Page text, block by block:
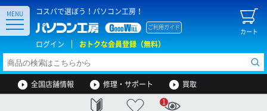
コスパで選ぼう！パソコン工房！
カート
ご利用ガイド
ログイン おトクな会員登録（無料）
MENU
全国店舗情報 修理・サポート 買取
1